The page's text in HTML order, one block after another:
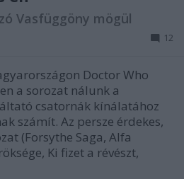
Vasfüggöny mögül
12
Doctor Who
a sorozat nálunk a
csatornák kínálatához
számít. Az persze érdekes,
(Forsythe Saga, Alfa
Ki fizet a révészt,